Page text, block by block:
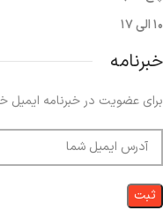
۱۰ الی ۱۷
خبرنامه
برای عضویت در خبرنامه ایمیل